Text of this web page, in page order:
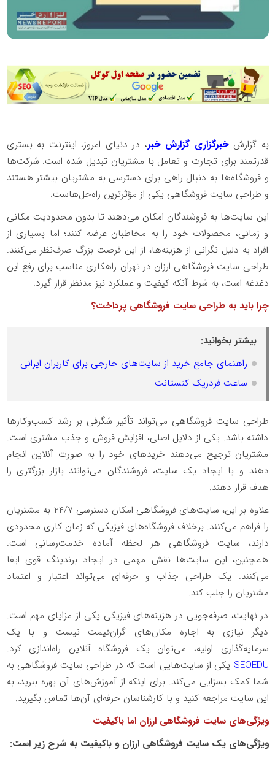
به گزارشخبرگزاری گزارش خبر، در دنیای امروز، اینترنت به بستری
قدرتمند برای تجارت و تعامل با مشتریان تبدیل شده است. شرکت‌ها
و فروشگاه‌ها به دنبال راهی برای دسترسی به مشتریان بیشتر هستند
و طراحی سایت فروشگاهی یکی از مؤثرترین راه‌حل‌هاست.
این سایت‌ها به فروشندگان امکان می‌دهند تا بدون محدودیت مکانی
و زمانی، محصولات خود را به مخاطبان عرضه کنند؛ اما بسیاری از
افراد به دلیل نگرانی از هزینه‌ها، از این فرصت بزرگ صرف‌نظر می‌کنند.
طراحی سایت فروشگاهی ارزان در تهران راهکاری مناسب برای رفع این
دغدغه است، به شرط آنکه کیفیت و عملکرد نیز مدنظر قرار گیرد.
چرا باید به طراحی سایت فروشگاهی پرداخت؟
بیشتر بخوانید:
راهنمای جامع خرید از سایت‌های خارجی برای کاربران ایرانی
ساعت فردریک کنستانت
طراحی سایت فروشگاهی می‌تواند تأثیر شگرفی بر رشد کسب‌وکارها
داشته باشد. یکی از دلایل اصلی، افزایش فروش و جذب مشتری است.
مشتریان ترجیح می‌دهند خریدهای خود را به صورت آنلاین انجام
دهند و با ایجاد یک سایت، فروشندگان می‌توانند بازار بزرگتری را
هدف قرار دهند.
علاوه بر این، سایت‌های فروشگاهی امکان دسترسی 24/7 به مشتریان
را فراهم می‌کنند. برخلاف فروشگاه‌های فیزیکی که زمان کاری محدودی
دارند، سایت فروشگاهی هر لحظه آماده خدمت‌رسانی است.
همچنین، این سایت‌ها نقش مهمی در ایجاد برندینگ قوی ایفا
می‌کنند. یک طراحی جذاب و حرفه‌ای می‌تواند اعتبار و اعتماد
مشتریان را جلب کند.
در نهایت، صرفه‌جویی در هزینه‌های فیزیکی یکی از مزایای مهم است.
دیگر نیازی به اجاره مکان‌های گران‌قیمت نیست و با یک
سرمایه‌گذاری اولیه، می‌توان یک فروشگاه آنلاین راه‌اندازی کرد.
SEOEDU یکی از سایت‌هایی است که در طراحی سایت فروشگاهی به
شما کمک بسزایی می‌کند. برای اینکه از آموزش‌های آن بهره ببرید، به
این سایت مراجعه کنید و با کارشناسان حرفه‌ای آن‌ها تماس بگیرید.
ویژگی‌های سایت فروشگاهی ارزان اما باکیفیت
ویژگی‌های یک سایت فروشگاهی ارزان و باکیفیت به شرح زیر است: